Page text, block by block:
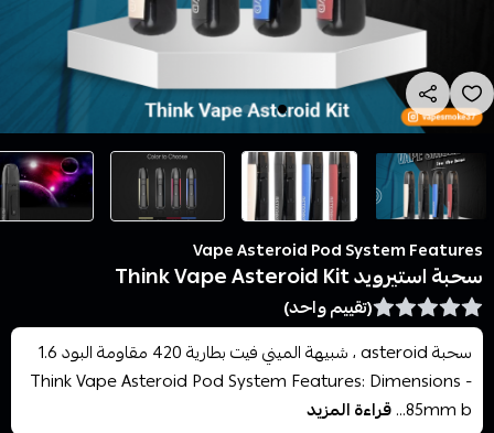
Vape Asteroid Pod System Features
سحبة استيرويد Think Vape Asteroid Kit
(تقييم واحد)
سحبة asteroid ، شبيهة الميني فيت بطارية 420 مقاومة البود 1.6
Think Vape Asteroid Pod System Features: Dimensions -
85mm b... قراءة المزيد